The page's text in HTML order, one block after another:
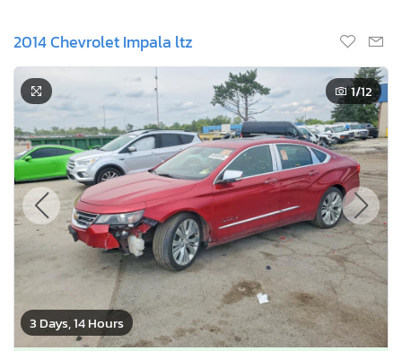
2014 Chevrolet Impala ltz
3 Days, 14 Hours
1/12